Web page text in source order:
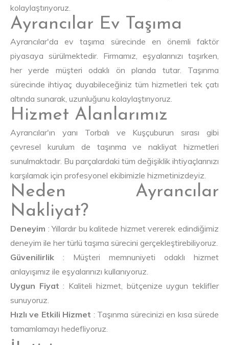
kolaylaştırıyoruz.
Ayrancılar Ev Taşıma
Ayrancılar'da ev taşıma sürecinde en önemli faktör
piyasaya sürülmektedir. Firmamız, eşyalarınızı taşırken,
her yerde müşteri odaklı ön planda tutar. Taşınma
sürecinde ihtiyaç duyabileceğiniz tüm hizmetleri tek çatı
altında sunarak, uzunluğunu kolaylaştırıyoruz.
Hizmet Alanlarımız
Ayrancılar'ın yanı Torbalı ve Kuşçuburun sırası gibi
çevresel kurulum de taşınma ve nakliyat hizmetleri
sunulmaktadır. Bu parçalardaki tüm değişiklik ihtiyaçlarınızı
karşılamak için profesyonel ekibimizle hizmetinizdeyiz.
Neden Ayrancılar
Nakliyat?
Deneyim : Yıllardır bu kalitede hizmet vererek edindiğimiz
deneyim ile her türlü taşıma sürecini gerçekleştirebiliyoruz.
Güvenilirlik : Müşteri memnuniyeti odaklı hizmet
anlayışımız ile eşyalarınızı kullanıyoruz.
Uygun Fiyat : Kaliteli hizmet, bütçenize uygun teklifler
sunuyoruz.
Hızlı ve Etkili Hizmet : Taşınma sürecinizi en kısa sürede
tamamlamayı hedefliyoruz.